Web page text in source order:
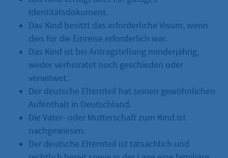
Identitätsdokument.
Das Kind besitzt das erforderliche Visum, wenn
dies für die Einreise erforderlich war.
Das Kind ist bei Antragstellung minderjährig,
weder verheiratet noch geschieden oder
verwitwet.
Der deutsche Elternteil hat seinen gewöhnlichen
Aufenthalt in Deutschland.
Die Vater- oder Mutterschaft zum Kind ist
nachgewiesen.
Der deutsche Elternteil ist tatsächlich und